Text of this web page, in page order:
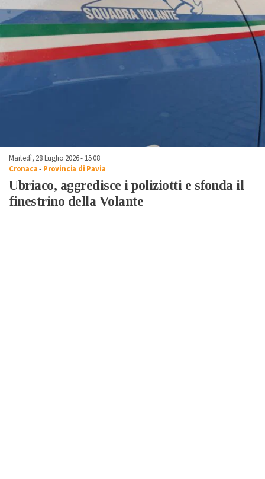
Martedì, 28 Luglio 2026 - 15:08
Cronaca- Provincia di Pavia
Ubriaco, aggredisce i poliziotti e sfonda il
finestrino della Volante